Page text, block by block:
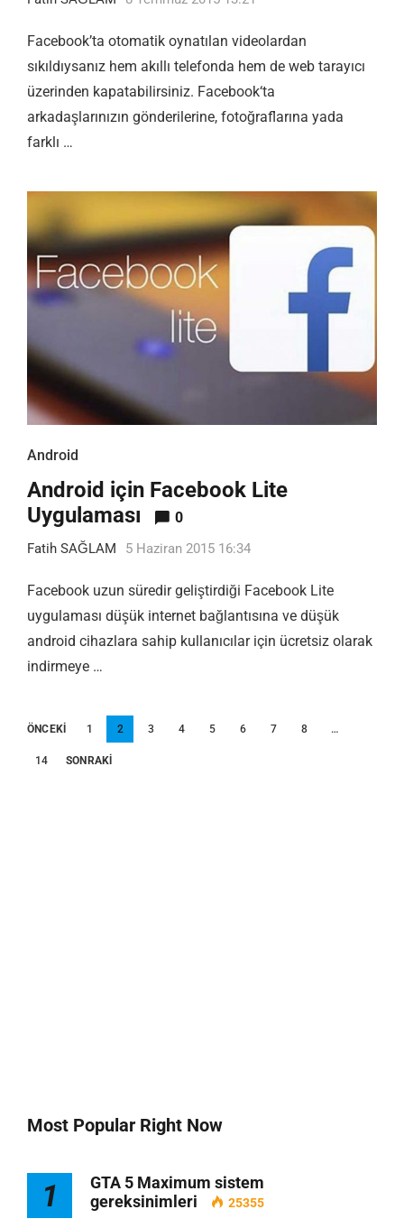
Facebook’ta otomatik oynatılan videolardan
sıkıldıysanız hem akıllı telefonda hem de web tarayıcı
üzerinden kapatabilirsiniz. Facebook‘ta
arkadaşlarınızın gönderilerine, fotoğraflarına yada
farklı …
Android
Android için Facebook Lite
Uygulaması
0
Fatih SAĞLAM 5 Haziran 2015 16:34
Facebook uzun süredir geliştirdiği Facebook Lite
uygulaması düşük internet bağlantısına ve düşük
android cihazlara sahip kullanıcılar için ücretsiz olarak
indirmeye …
Yazı
sayfalandırması
ÖNCEKI 1 2 3 4 5 6 7 8 …
14 SONRAKI
Most Popular Right Now
1
GTA 5 Maximum sistem
gereksinimleri
25355